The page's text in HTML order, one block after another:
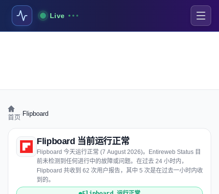
Live
首页 Flipboard
Flipboard 当前运行正常
Flipboard 今天运行正常 (7 August 2026)。Entireweb Status 目
前未检测到任何进行中的故障或问题。在过去 24 小时内，
Flipboard 共收到 62 次用户报告，其中 5 次是在过去一小时内收
到的。